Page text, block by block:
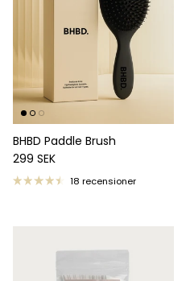
BHBD Paddle Brush
Ordinarie pris
299 SEK
18 recensioner